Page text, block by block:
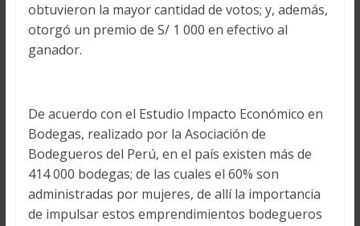
obtuvieron la mayor cantidad de votos; y, además,
otorgó un premio de S/ 1 000 en efectivo al
ganador.
De acuerdo con el Estudio Impacto Económico en
Bodegas, realizado por la Asociación de
Bodegueros del Perú, en el país existen más de
414 000 bodegas; de las cuales el 60% son
administradas por mujeres, de allí la importancia
de impulsar estos emprendimientos bodegueros